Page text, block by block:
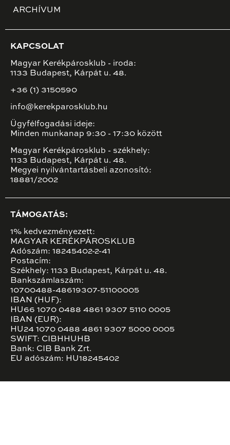
ARCHÍVUM
KAPCSOLAT
Magyar Kerékpárosklub - iroda:
1133 Budapest, Kárpát u. 48.
+36 (1) 3150590
info@kerekparosklub.hu
Ügyfélfogadási ideje:
Minden munkanap 9:30 - 17:30 között
Magyar Kerékpárosklub - székhely:
1133 Budapest, Kárpát u. 48.
Megyei nyilvántartásbeli azonosító:
18881/2002
TÁMOGATÁS:
1% kedvezményezett:
MAGYAR KERÉKPÁROSKLUB
Adószám: 18245402-2-41
Postacím:
Székhely: 1133 Budapest, Kárpát u. 48.
Bankszámlaszám:
10700488-48619307-51100005
IBAN (HUF):
HU66 1070 0488 4861 9307 5110 0005
IBAN (EUR):
HU24 1070 0488 4861 9307 5000 0005
SWIFT: CIBHHUHB
Bank: CIB Bank Zrt.
EU adószám: HU18245402